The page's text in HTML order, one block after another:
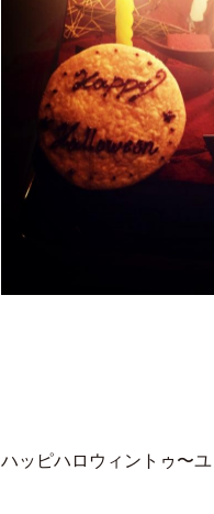
ハッピハロウィントゥ〜